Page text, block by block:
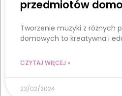
przedmiotów
Tworzenie muzyki z różnych
domowych to kreatywna i
CZYTAJ WIĘCEJ »
23/02/2024